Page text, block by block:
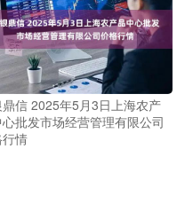
信 2025年5月3日上海农产
批发市场经营管理有限公司
情